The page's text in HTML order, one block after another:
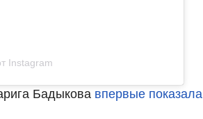
Instagram
Бадыкова впервые показала